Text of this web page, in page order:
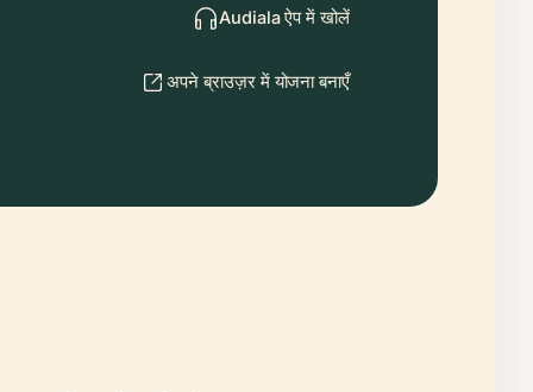
Audiala ऐप में खोलें
अपने ब्राउज़र में योजना बनाएँ